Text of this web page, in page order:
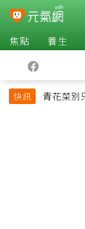
焦點 養生
快訊 青花菜別